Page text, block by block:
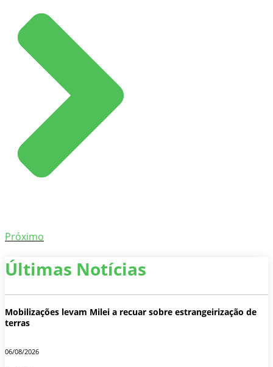
Próximo
Últimas Notícias
Mobilizações levam Milei a recuar sobre estrangeirização de
terras
06/08/2026